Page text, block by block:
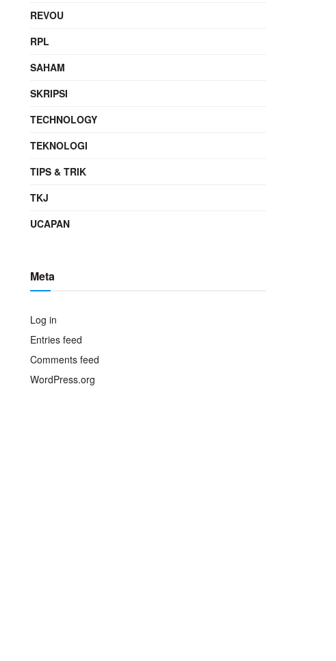
REVOU
RPL
SAHAM
SKRIPSI
TECHNOLOGY
TEKNOLOGI
TIPS & TRIK
TKJ
UCAPAN
Meta
Log in
Entries feed
Comments feed
WordPress.org